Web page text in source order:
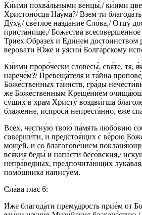
Ки́ими похва́льными венцы́,/ ки́ими
Христоно́сца Нау́ма?/ Взем ти
Ду́ху,/ све́тлое назда́ние Сло́ва,/ Отцу́
приста́нище,/ Божества́
Трие́х О́бразех и Еди́нем досто́инством
ве́ровати Ю́же и уясни́ Болга́рскому
Ки́ими проро́чески словесы́, свя́те, тя,
нарече́м?/ Превеща́теля и та́йна
Боже́ственных та́инств, гра́ды
же Боже́ственным Креще́нием
су́щих в храм Христу́ воздви́гша
блаже́нне, испроси́ непреста́нно, е́же
Всех, честну́ю твою́ па́мять любо́вию
соверши́ти, и предстоя́щих с ве́рою
моще́й, и со благогове́нием
вся́кия беды́ и напа́сти бесо́вския,/
непра́ведных, предпочита́ющих
помо́щника напису́ем.
Сла́ва глас 6:
И́же благода́ти прему́дрость прие́м от